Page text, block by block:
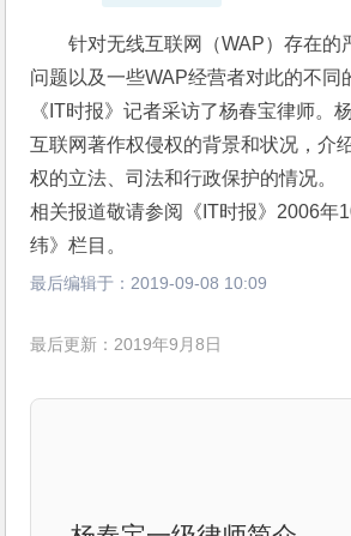
针对无线互联网（WAP）存在的
问题以及一些WAP经营者对此的不同
《IT时报》记者采访了杨春宝律师。
互联网著作权侵权的背景和状况，介
权的立法、司法和行政保护的情况。
相关报道敬请参阅《IT时报》2006年
纬》栏目。
最后编辑于： 2019-09-08 10:09
最后更新：2019年9月8日